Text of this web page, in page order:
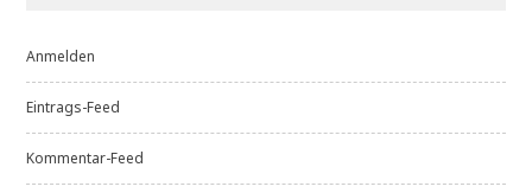
Anmelden
Eintrags-Feed
Kommentar-Feed